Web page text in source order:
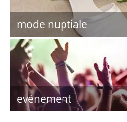
mode nuptiale
evénement